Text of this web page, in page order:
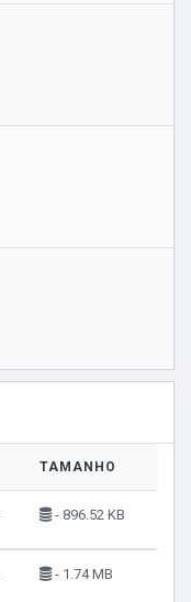
TAMANHO
- 896.52 KB
- 1.74 MB